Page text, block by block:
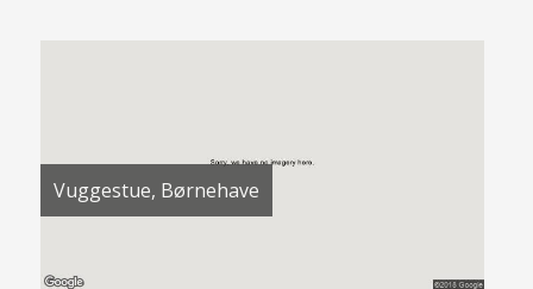
Vuggestue, Børnehave